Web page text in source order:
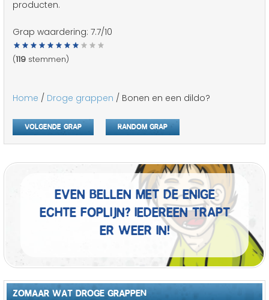
producten.
Grap waardering: 7.7/10
(119 stemmen)
Home / Droge grappen / Bonen en een dildo?
Volgende grap Random grap
Even bellen met de enige
echte foplijn? Iedereen trapt
er weer in!
ZOMAAR WAT DROGE GRAPPEN